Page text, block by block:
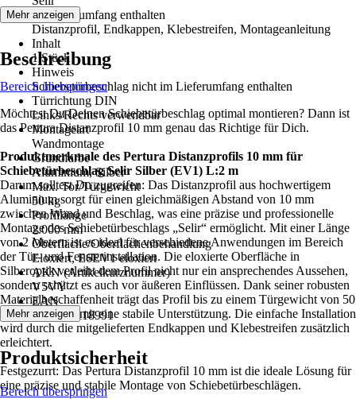
Im Lieferumfang enthalten
Distanzprofil, Endkappen, Klebestreifen, Montageanleitung
Inhalt
1 Stück
Hinweis
Schiebetürbeschlag nicht im Lieferumfang enthalten
Türrichtung DIN
Links/Rechts verwendbar
Montageart
Wandmontage
Grundfarbe
Aluminium, Silber
Max. Tor/Türgewicht
50 kg
Profillänge
2.000 mm
Oberfläche/Oberflächenbehandlung
Eloxiert, E6EV1 eloxiert
AKN (Artikelkurznummer)
V5VY
EAN
4306516118991
Mehr anzeigen
Beschreibung
Bereich überspringen
Möchtest Du Deinen Schiebetürbeschlag optimal montieren? Dann ist
das Pertura Distanzprofil 10 mm genau das Richtige für Dich.
Produktmerkmale des Pertura Distanzprofils 10 mm für
Schiebetürbeschlag Selir Silber (EV1) L:2 m
Darum solltest Du zugreifen: Das Distanzprofil aus hochwertigem
Aluminium sorgt für einen gleichmäßigen Abstand von 10 mm
zwischen Wand und Beschlag, was eine präzise und professionelle
Montage des Schiebetürbeschlags „Selir“ ermöglicht. Mit einer Länge
von 2 Metern ist es ideal für verschiedene Anwendungen im Bereich
der Tür- und Fensterinstallation. Die eloxierte Oberfläche in
Silberoptik verleiht dem Profil nicht nur ein ansprechendes Aussehen,
sondern schützt es auch vor äußeren Einflüssen. Dank seiner robusten
Materialbeschaffenheit trägt das Profil bis zu einem Türgewicht von 50
kg und bietet somit eine stabile Unterstützung. Die einfache Installation
wird durch die mitgelieferten Endkappen und Klebestreifen zusätzlich
erleichtert.
Festgezurrt: Das Pertura Distanzprofil 10 mm ist die ideale Lösung für
eine präzise und stabile Montage von Schiebetürbeschlägen.
Mehr anzeigen
Produktsicherheit
Bereich überspringen